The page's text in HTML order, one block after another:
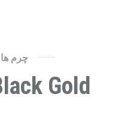
چرم
Gold